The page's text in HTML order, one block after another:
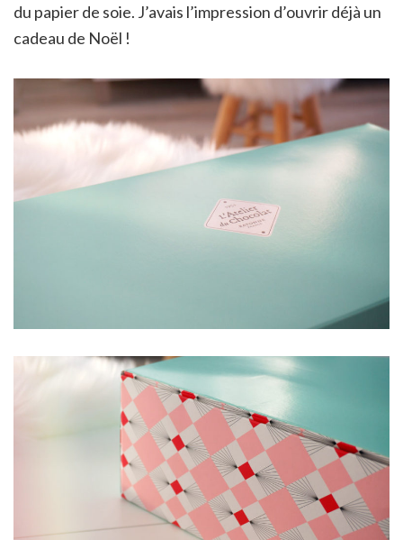
du papier de soie. J’avais l’impression d’ouvrir déjà un
cadeau de Noël !